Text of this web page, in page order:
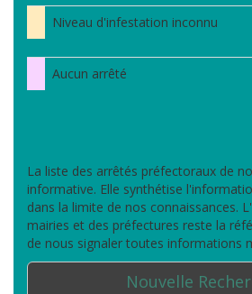
Niveau d'infestation inconnu
Aucun arrêté
La liste des arrêtés préfectoraux de
informative. Elle synthétise
dans la limite de nos connaissances.
mairies et des préfectures reste la
de nous signaler toutes informations
Nouvelle